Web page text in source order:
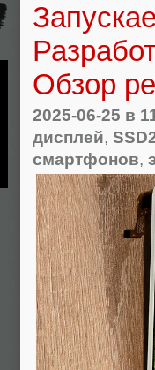
Обзор
2025-06-25 в
дисплей,
смартфонов,